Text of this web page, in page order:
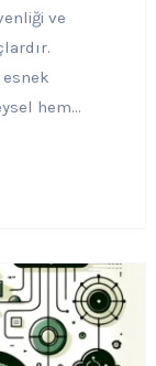
ve
esnek
hem...